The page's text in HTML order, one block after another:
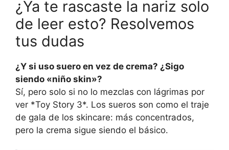
¿Ya te rascaste la nariz solo
de leer esto? Resolvemos
tus dudas
¿Y si uso suero en vez de crema? ¿Sigo
siendo «niño skin»?
Sí, pero solo si no lo mezclas con lágrimas por
ver *Toy Story 3*. Los sueros son como el traje
de gala de los skincare: más concentrados,
pero la crema sigue siendo el básico.